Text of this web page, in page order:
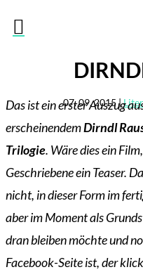

07. 09. 2015|
Das ist ein erster Auszug
erscheinendemDirndl
Trilogie. Wäre dies ein
Geschriebene ein Teaser.
nicht, in dieser Form im
aber im Moment als
dran bleiben möchte und
Facebook-Seite ist, der